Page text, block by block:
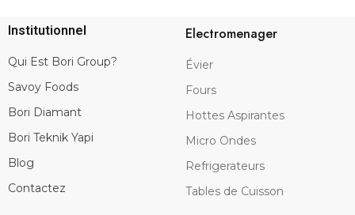
Institutionnel
Qui Est Bori Group?
Savoy Foods
Bori Diamant
Bori Teknik Yapi
Blog
Contactez
Electromenager
Évier
Fours
Hottes Aspirantes
Micro Ondes
Refrigerateurs
Tables de Cuisson